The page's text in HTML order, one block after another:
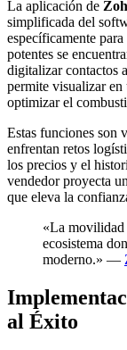
La aplicación de
simplificada del
específicamente
potentes se
digitalizar contactos
permite visualizar en
optimizar el
Estas funciones son
enfrentan retos
los precios y el
vendedor proyecta
que eleva la
«La movilidad
ecosistema
moderno.» —
al Éxito